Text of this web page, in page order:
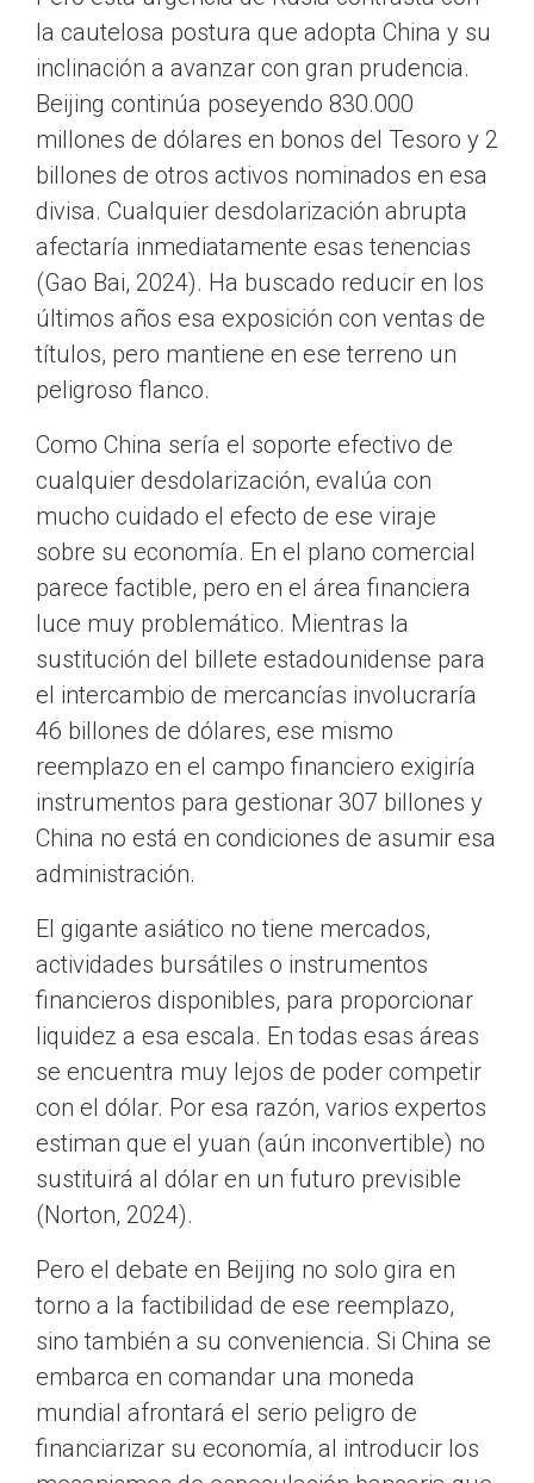
la cautelosa postura que adopta China y su
inclinación a avanzar con gran prudencia.
Beijing continúa poseyendo 830.000
millones de dólares en bonos del Tesoro y 2
billones de otros activos nominados en esa
divisa. Cualquier desdolarización abrupta
afectaría inmediatamente esas tenencias
(Gao Bai, 2024). Ha buscado reducir en los
últimos años esa exposición con ventas de
títulos, pero mantiene en ese terreno un
peligroso flanco.
Como China sería el soporte efectivo de
cualquier desdolarización, evalúa con
mucho cuidado el efecto de ese viraje
sobre su economía. En el plano comercial
parece factible, pero en el área financiera
luce muy problemático. Mientras la
sustitución del billete estadounidense para
el intercambio de mercancías involucraría
46 billones de dólares, ese mismo
reemplazo en el campo financiero exigiría
instrumentos para gestionar 307 billones y
China no está en condiciones de asumir esa
administración.
El gigante asiático no tiene mercados,
actividades bursátiles o instrumentos
financieros disponibles, para proporcionar
liquidez a esa escala. En todas esas áreas
se encuentra muy lejos de poder competir
con el dólar. Por esa razón, varios expertos
estiman que el yuan (aún inconvertible) no
sustituirá al dólar en un futuro previsible
(Norton, 2024).
Pero el debate en Beijing no solo gira en
torno a la factibilidad de ese reemplazo,
sino también a su conveniencia. Si China se
embarca en comandar una moneda
mundial afrontará el serio peligro de
financiarizar su economía, al introducir los